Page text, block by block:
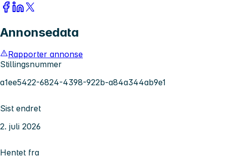
Annonsedata
Rapporter annonse
Stillingsnummer
a1ee5422-6824-4398-922b-a84a344ab9e1
Sist endret
2. juli 2026
Hentet fra